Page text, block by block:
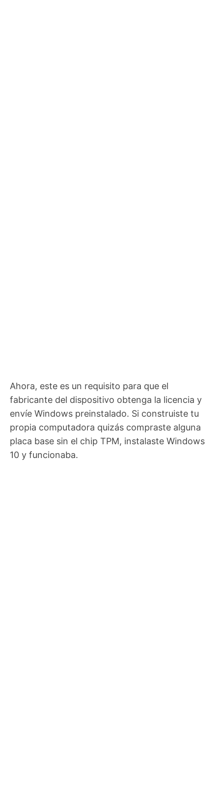
Ahora, este es un requisito para que el
fabricante del dispositivo obtenga la licencia y
envíe Windows preinstalado. Si construiste tu
propia computadora quizás compraste alguna
placa base sin el chip TPM, instalaste Windows
10 y funcionaba.